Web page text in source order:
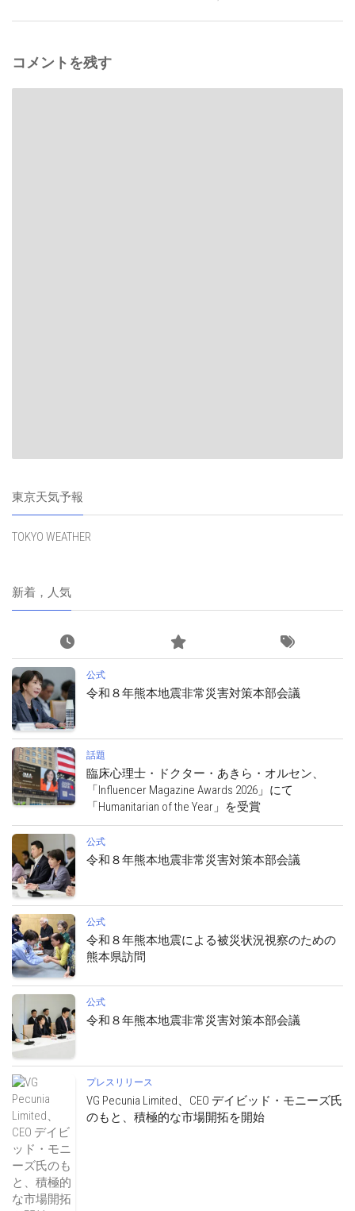
コメントを残す
東京天気予報
TOKYO WEATHER
新着，人気
公式
令和８年熊本地震非常災害対策本部会議
話題
臨床心理士・ドクター・あきら・オルセン、
「Influencer Magazine Awards 2026」にて
「Humanitarian of the Year」を受賞
公式
令和８年熊本地震非常災害対策本部会議
公式
令和８年熊本地震による被災状況視察のための
熊本県訪問
公式
令和８年熊本地震非常災害対策本部会議
プレスリリース
VG Pecunia Limited、CEO デイビッド・モニーズ氏
のもと、積極的な市場開拓を開始